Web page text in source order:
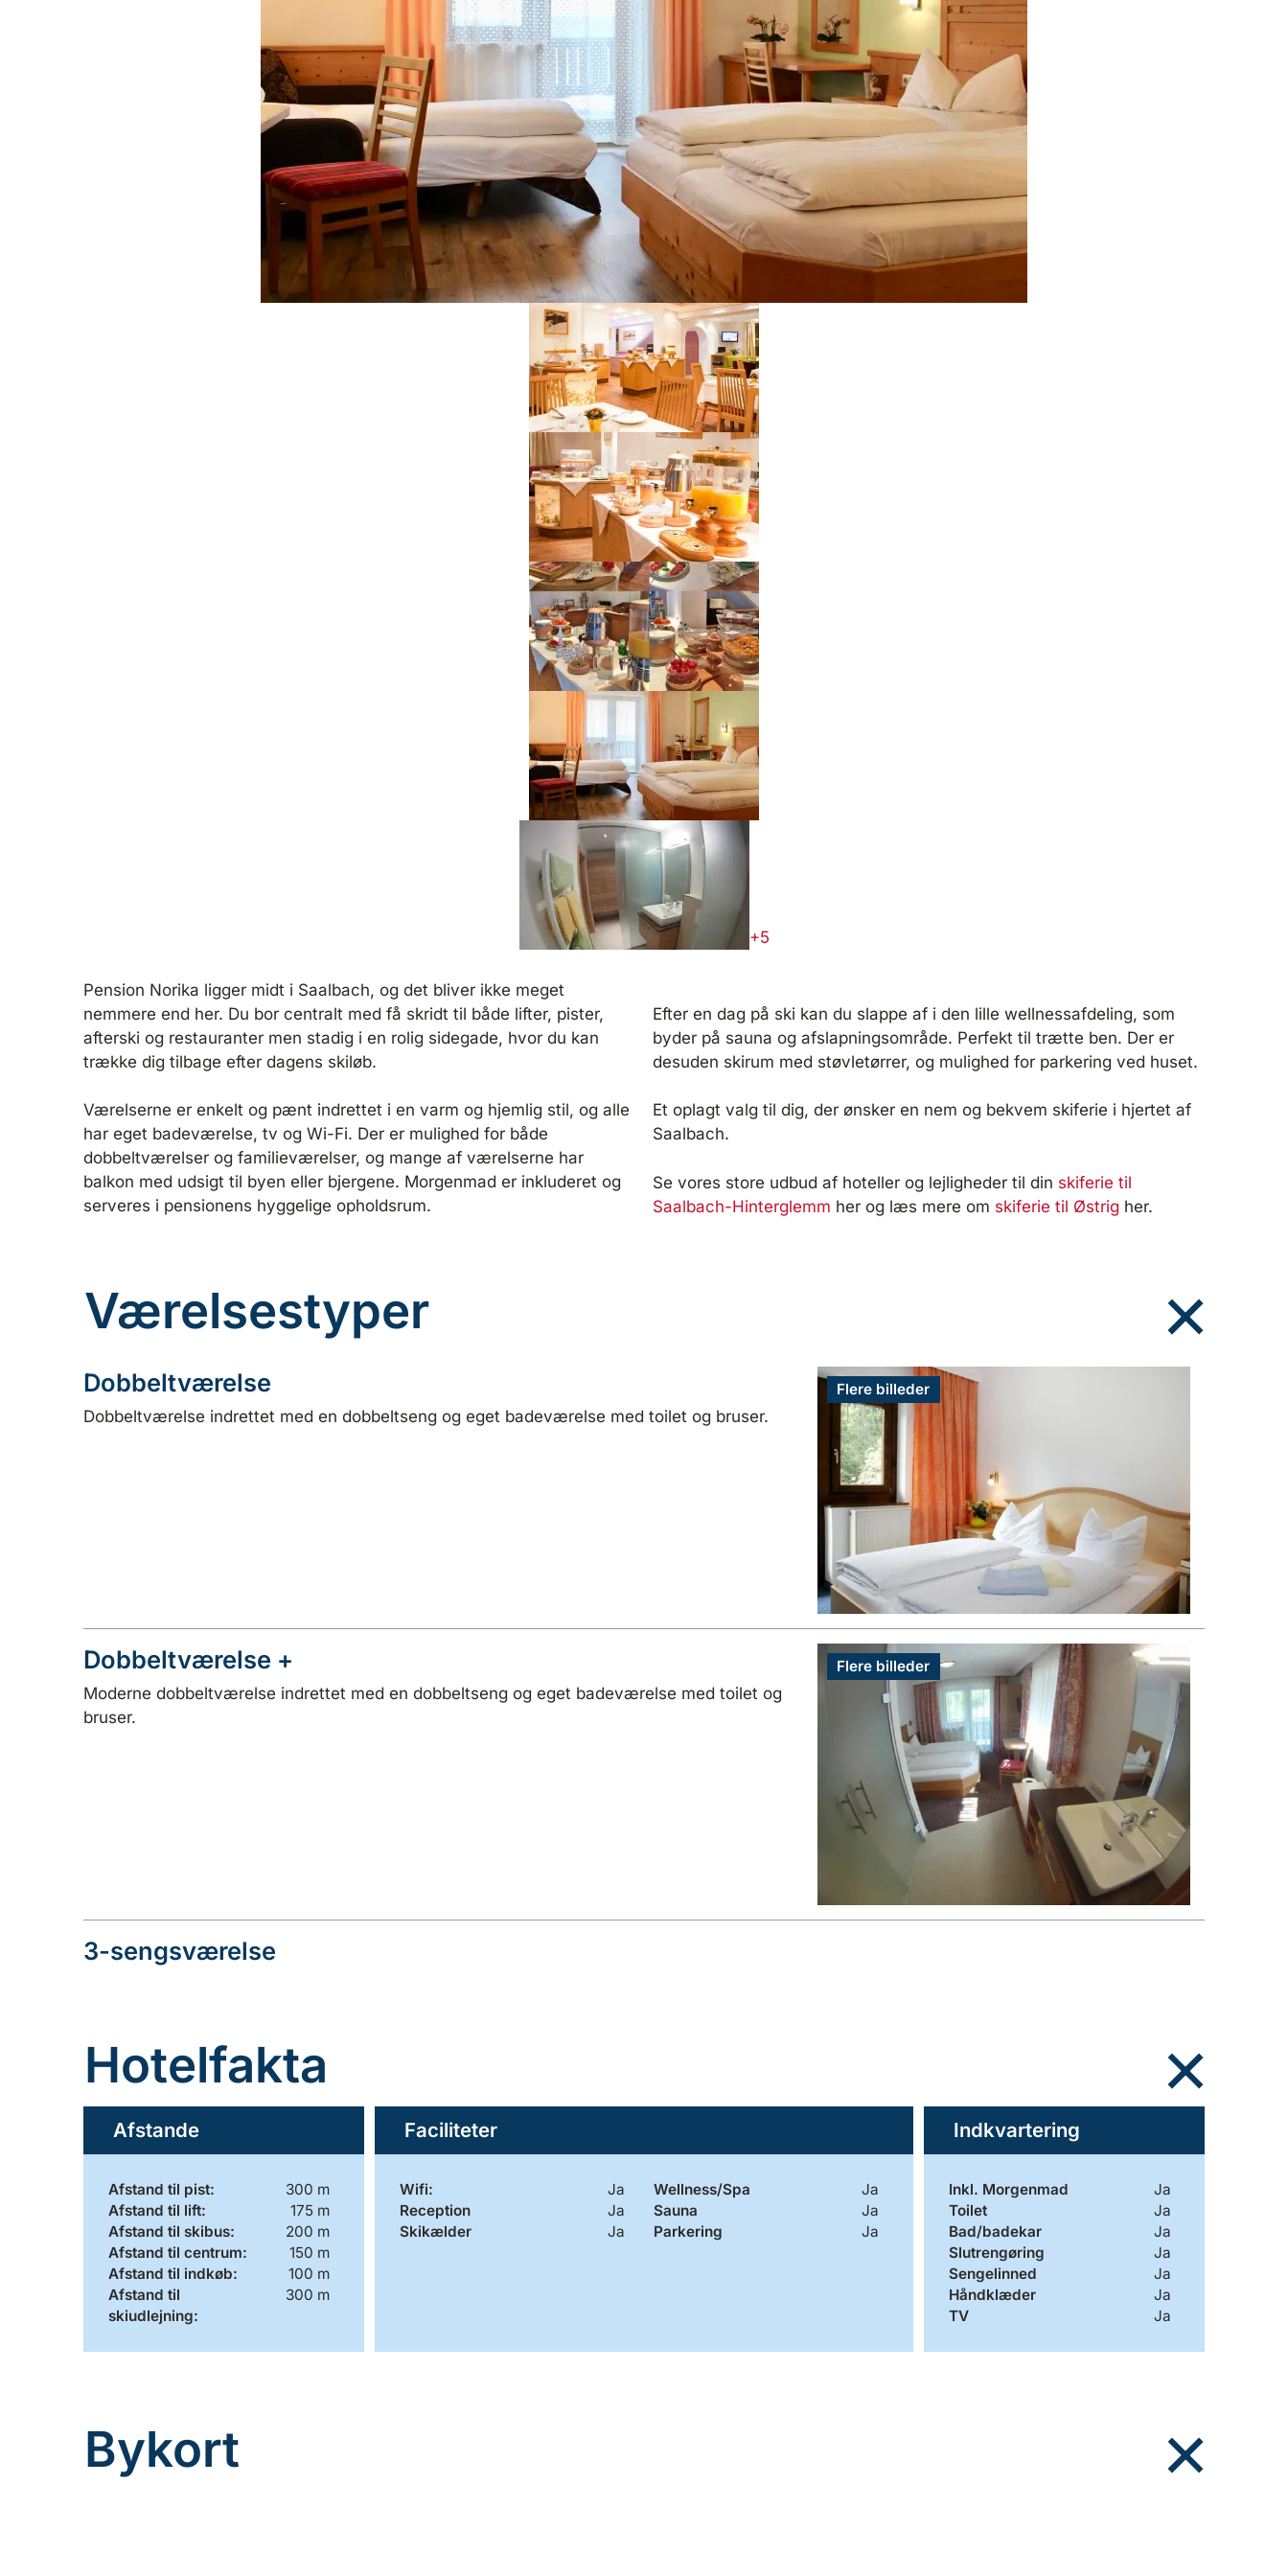
+5
Pension Norika ligger midt i Saalbach, og det bliver ikke meget
nemmere end her. Du bor centralt med få skridt til både lifter, pister,
afterski og restauranter men stadig i en rolig sidegade, hvor du kan
trække dig tilbage efter dagens skiløb.
Værelserne er enkelt og pænt indrettet i en varm og hjemlig stil, og alle
har eget badeværelse, tv og Wi-Fi. Der er mulighed for både
dobbeltværelser og familieværelser, og mange af værelserne har
balkon med udsigt til byen eller bjergene. Morgenmad er inkluderet og
serveres i pensionens hyggelige opholdsrum.
Efter en dag på ski kan du slappe af i den lille wellnessafdeling, som
byder på sauna og afslapningsområde. Perfekt til trætte ben. Der er
desuden skirum med støvletørrer, og mulighed for parkering ved huset.
Et oplagt valg til dig, der ønsker en nem og bekvem skiferie i hjertet af
Saalbach.
Se vores store udbud af hoteller og lejligheder til din skiferie til
Saalbach-Hinterglemm her og læs mere om skiferie til Østrigher.
Værelsestyper
Flere billeder
Dobbeltværelse
Dobbeltværelse indrettet med en dobbeltseng og eget badeværelse med toilet og bruser.
Flere billeder
Dobbeltværelse +
Moderne dobbeltværelse indrettet med en dobbeltseng og eget badeværelse med toilet og
bruser.
3-sengsværelse
Hotelfakta
Afstande
Afstand til pist:
300 m
Afstand til lift:
175 m
Afstand til skibus:
200 m
Afstand til centrum:
150 m
Afstand til indkøb:
100 m
Afstand til
skiudlejning:
300 m
Faciliteter
Wifi:
Ja
Reception
Ja
Skikælder
Ja
Wellness/Spa
Ja
Sauna
Ja
Parkering
Ja
Indkvartering
Inkl. Morgenmad
Ja
Toilet
Ja
Bad/badekar
Ja
Slutrengøring
Ja
Sengelinned
Ja
Håndklæder
Ja
TV
Ja
Bykort